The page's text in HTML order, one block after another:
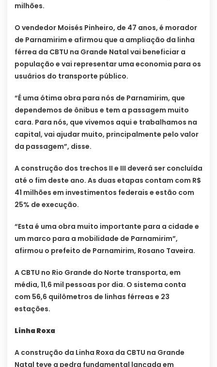
milhões.
O vendedor Moisés Pinheiro, de 47 anos, é morador
de Parnamirim e afirmou que a ampliação da linha
férrea da CBTU na Grande Natal vai beneficiar a
população e vai representar uma economia para os
usuários do transporte público.
“É uma ótima obra para nós de Parnamirim, que
dependemos de ônibus e tem a passagem muito
cara. Para nós, que vivemos aqui e trabalhamos na
capital, vai ajudar muito, principalmente pelo valor
da passagem”, disse.
A construção dos trechos II e III deverá ser concluída
até o fim deste ano. As duas etapas contam com R$
41 milhões em investimentos federais e estão com
25% de execução.
“Esta é uma obra muito importante para a cidade e
um marco para a mobilidade de Parnamirim”,
afirmou o prefeito de Parnamirim, Rosano Taveira.
A CBTU no Rio Grande do Norte transporta, em
média, 11,6 mil pessoas por dia. O sistema conta
com 56,6 quilômetros de linhas férreas e 23
estações.
Linha Roxa
A construção da Linha Roxa da CBTU na Grande
Natal teve a pedra fundamental lançada em